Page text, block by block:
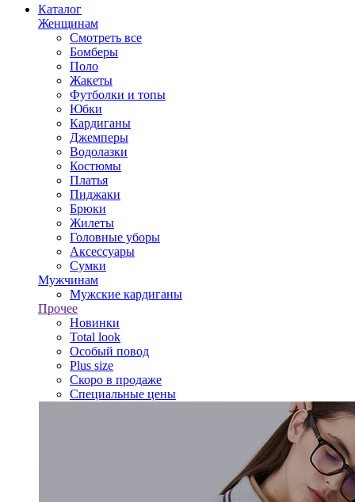
Каталог
Женщинам
Смотреть все
Бомберы
Поло
Жакеты
Футболки и топы
Юбки
Кардиганы
Джемперы
Водолазки
Костюмы
Платья
Пиджаки
Брюки
Жилеты
Головные уборы
Аксессуары
Сумки
Мужчинам
Мужские кардиганы
Прочее
Новинки
Total look
Особый повод
Plus size
Скоро в продаже
Специальные цены